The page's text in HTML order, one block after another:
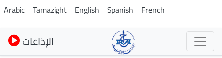
Skip
to
main
content
Arabic Tamazight English Spanish French
الإذاعات